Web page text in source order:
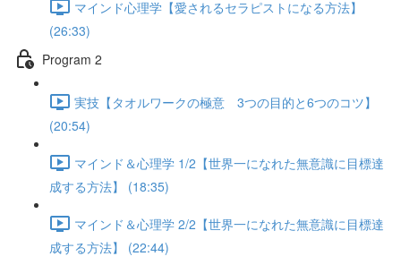
マインド心理学【愛されるセラピストになる方法】
(26:33)
Program 2
実技【タオルワークの極意 3つの目的と6つのコツ】
(20:54)
マインド＆心理学 1/2【世界一になれた無意識に目標達
成する方法】 (18:35)
マインド＆心理学 2/2【世界一になれた無意識に目標達
成する方法】 (22:44)